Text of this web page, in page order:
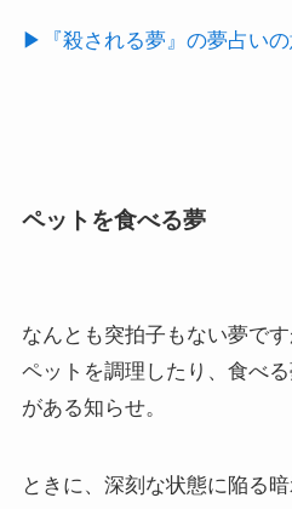
▶︎『殺される夢』の夢占い
ペットを食べる夢
なんとも突拍子もない夢です
ペットを調理したり、食べ
がある知らせ。
ときに、深刻な状態に陥る